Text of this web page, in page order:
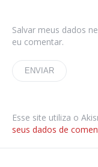
Salvar meus dados
eu comentar.
Esse site utiliza o
seus dados de